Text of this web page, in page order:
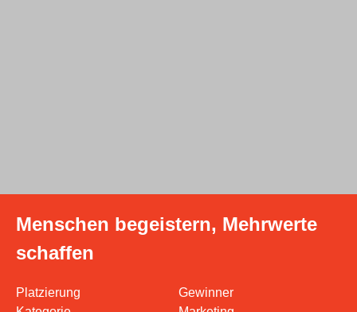
Menschen begeistern, Mehrwerte
schaffen
Platzierung
Gewinner